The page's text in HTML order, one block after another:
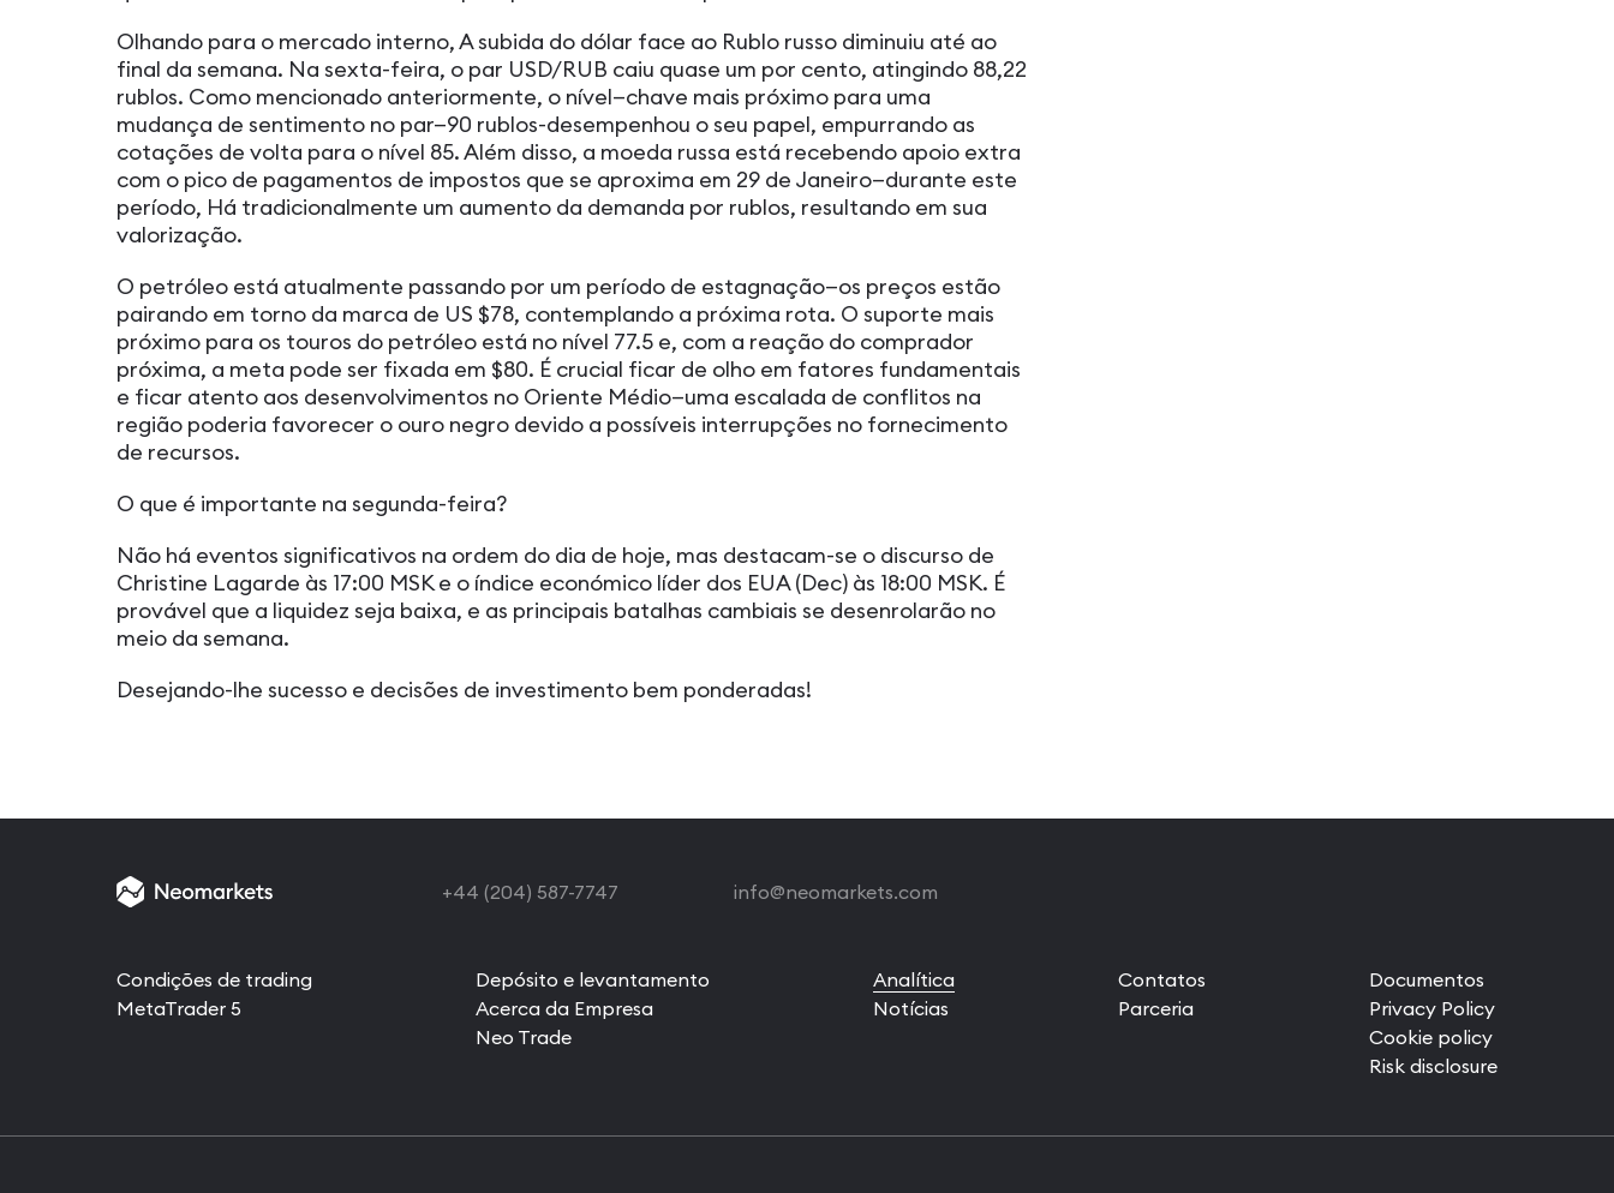
Olhando para o mercado interno, A subida do dólar face ao Rublo russo diminuiu até ao
final da semana. Na sexta-feira, o par USD/RUB caiu quase um por cento, atingindo 88,22
rublos. Como mencionado anteriormente, o nível—chave mais próximo para uma
mudança de sentimento no par—90 rublos-desempenhou o seu papel, empurrando as
cotações de volta para o nível 85. Além disso, a moeda russa está recebendo apoio extra
com o pico de pagamentos de impostos que se aproxima em 29 de Janeiro—durante este
período, Há tradicionalmente um aumento da demanda por rublos, resultando em sua
valorização.
O petróleo está atualmente passando por um período de estagnação—os preços estão
pairando em torno da marca de US $78, contemplando a próxima rota. O suporte mais
próximo para os touros do petróleo está no nível 77.5 e, com a reação do comprador
próxima, a meta pode ser fixada em $80. É crucial ficar de olho em fatores fundamentais
e ficar atento aos desenvolvimentos no Oriente Médio—uma escalada de conflitos na
região poderia favorecer o ouro negro devido a possíveis interrupções no fornecimento
de recursos.
O que é importante na segunda-feira?
Não há eventos significativos na ordem do dia de hoje, mas destacam-se o discurso de
Christine Lagarde às 17:00 MSK e o índice económico líder dos EUA (Dec) às 18:00 MSK. É
provável que a liquidez seja baixa, e as principais batalhas cambiais se desenrolarão no
meio da semana.
Desejando-lhe sucesso e decisões de investimento bem ponderadas!
+44 (204) 587-7747 info@neomarkets.com
Condições de trading
MetaTrader 5
Depósito e levantamento
Acerca da Empresa
Neo Trade
Analítica
Notícias
Contatos
Parceria
Documentos
Privacy Policy
Cookie policy
Risk disclosure